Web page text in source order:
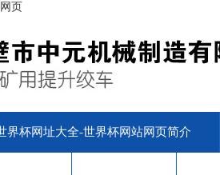
页
界杯网址大全-世界杯网站网页简介